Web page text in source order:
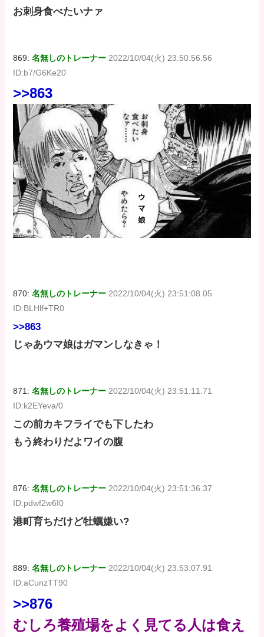
お刺身食べたいナァ
869:名無しのトレーナー 2022/10/04(火) 23:50:56.56
ID:b7/G6Ke20
>>863
870:名無しのトレーナー 2022/10/04(火) 23:51:08.05
ID:BLHlf+TR0
>>863
じゃあウマ娘はガマンしなきゃ！
871:名無しのトレーナー 2022/10/04(火) 23:51:11.71
ID:k2EYeva/0
この前カキフライでも下したわ
もう終わりだよワイの腹
876:名無しのトレーナー 2022/10/04(火) 23:51:36.37
ID:pdwf2w6I0
港町育ちだけど牡蠣嫌い?
889:名無しのトレーナー 2022/10/04(火) 23:53:07.91
ID:aCunzTT90
>>876
むしろ養殖場をよく見てる人は食え